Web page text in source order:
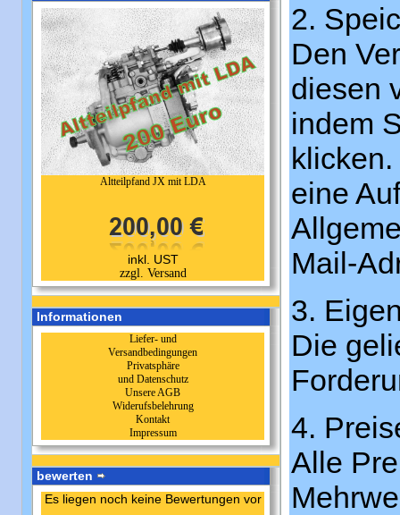
Altteilpfand JX mit LDA
inkl. UST
zzgl. Versand
Informationen
Liefer- und
Versandbedingungen
Privatsphäre
und Datenschutz
Unsere AGB
Widerufsbelehrung
Kontakt
Impressum
bewerten
Es liegen noch keine Bewertungen vor
2.
Den
diesen
indem
eine
Mail-
3.
Die
4.
Alle